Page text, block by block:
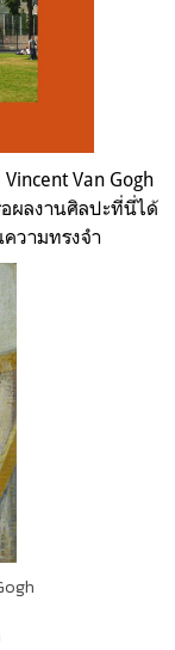
Van Gogh
ผลงานศิลปะที่นี่ได้
วามทรงจำ